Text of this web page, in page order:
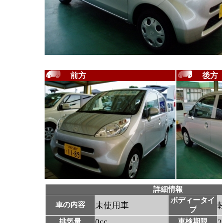
前方 後方
詳細情報
車の内容
未使用車
ボディータイ
プ